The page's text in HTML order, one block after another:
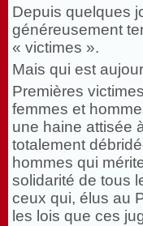
Depuis quelques
généreusement
« victimes ».
Mais qui est
Premières
femmes et
une haine attisée
totalement
hommes qui
solidarité de tous
ceux qui, élus au
les lois que ces